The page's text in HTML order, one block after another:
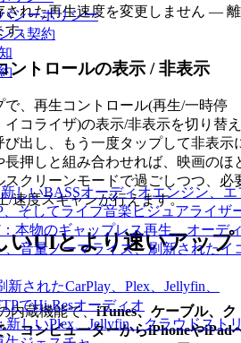
シーポリシー
ス契約
新しいBASSオーディオエンジン、エ
、そしてライブ音楽ビジュアライザ
：本物のギャップレス再生、オーデ
、音量ノーマライズ、刷新されたイ
新されたCarPlay、Plex、Jellyfin、
でHi-Resオーディオ
新しいPlex、Jellyfin、クラウドスト
された再生速度を変更しません — 離
す。
トロールの表示 / 非表示
、再生コントロール(再生/一時停
イコライザ)の表示/非表示を切り替え
び出し、もう一度タップして非表示
長押しと組み合わせれば、映画のほ
スクリーンモードで過ごしつつ、必
/速度スキャンが行えます。
いUIとより速いアップ
内蔵機能で、iTunes、ケーブル、ク
コンピューターからiPhoneやiPad